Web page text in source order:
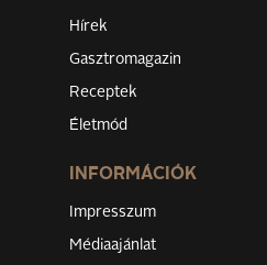
Hírek
Gasztromagazin
Receptek
Életmód
INFORMÁCIÓK
Impresszum
Médiaajánlat